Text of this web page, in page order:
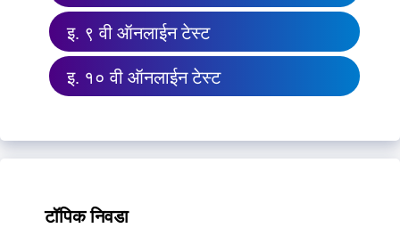
इ. ९ वी ऑनलाईन टेस्ट
इ. १० वी ऑनलाईन टेस्ट
टॉपिक निवडा